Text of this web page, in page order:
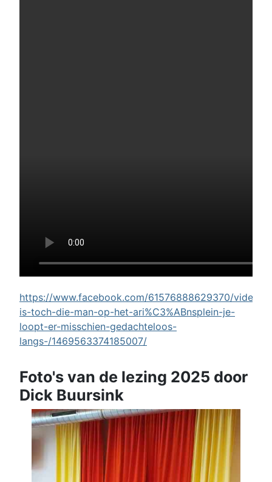
https://www.facebook.com/61576888629370/videos/
is-toch-die-man-op-het-ari%C3%ABnsplein-je-
loopt-er-misschien-gedachteloos-
langs-/1469563374185007/
Foto's van de lezing 2025 door
Dick Buursink